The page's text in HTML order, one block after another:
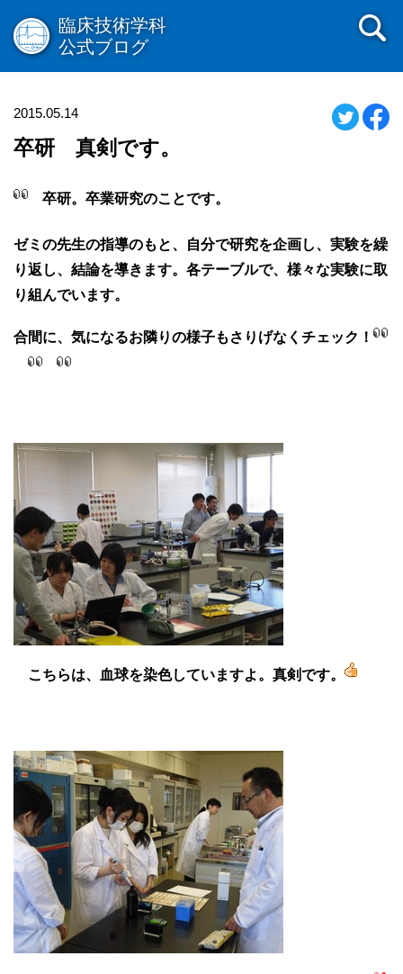
臨床技術学科
公式ブログ
2015.05.14
卒研 真剣です。
卒研。卒業研究のことです。
ゼミの先生の指導のもと、自分で研究を企画し、 実験を繰
り返し、結論を導きます。各テーブルで、様々な実験に取
り組んでいます。
合間に、気になるお隣りの様子もさりげなくチェック！
こちらは、血球を染色していますよ。真剣です。